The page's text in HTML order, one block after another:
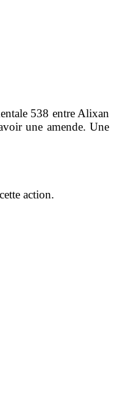
538 entre Alixan
une amende. Une
action.